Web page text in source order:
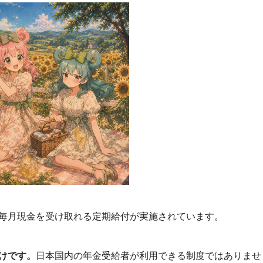
現金を受け取れる定期給付が実施されています。
です。 日本国内の年金受給者が利用できる制度ではありませ